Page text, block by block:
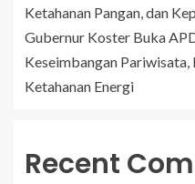
Ketahanan Pangan, dan
Gubernur Koster Buka
Keseimbangan Pariwisata,
Ketahanan Energi
Recent